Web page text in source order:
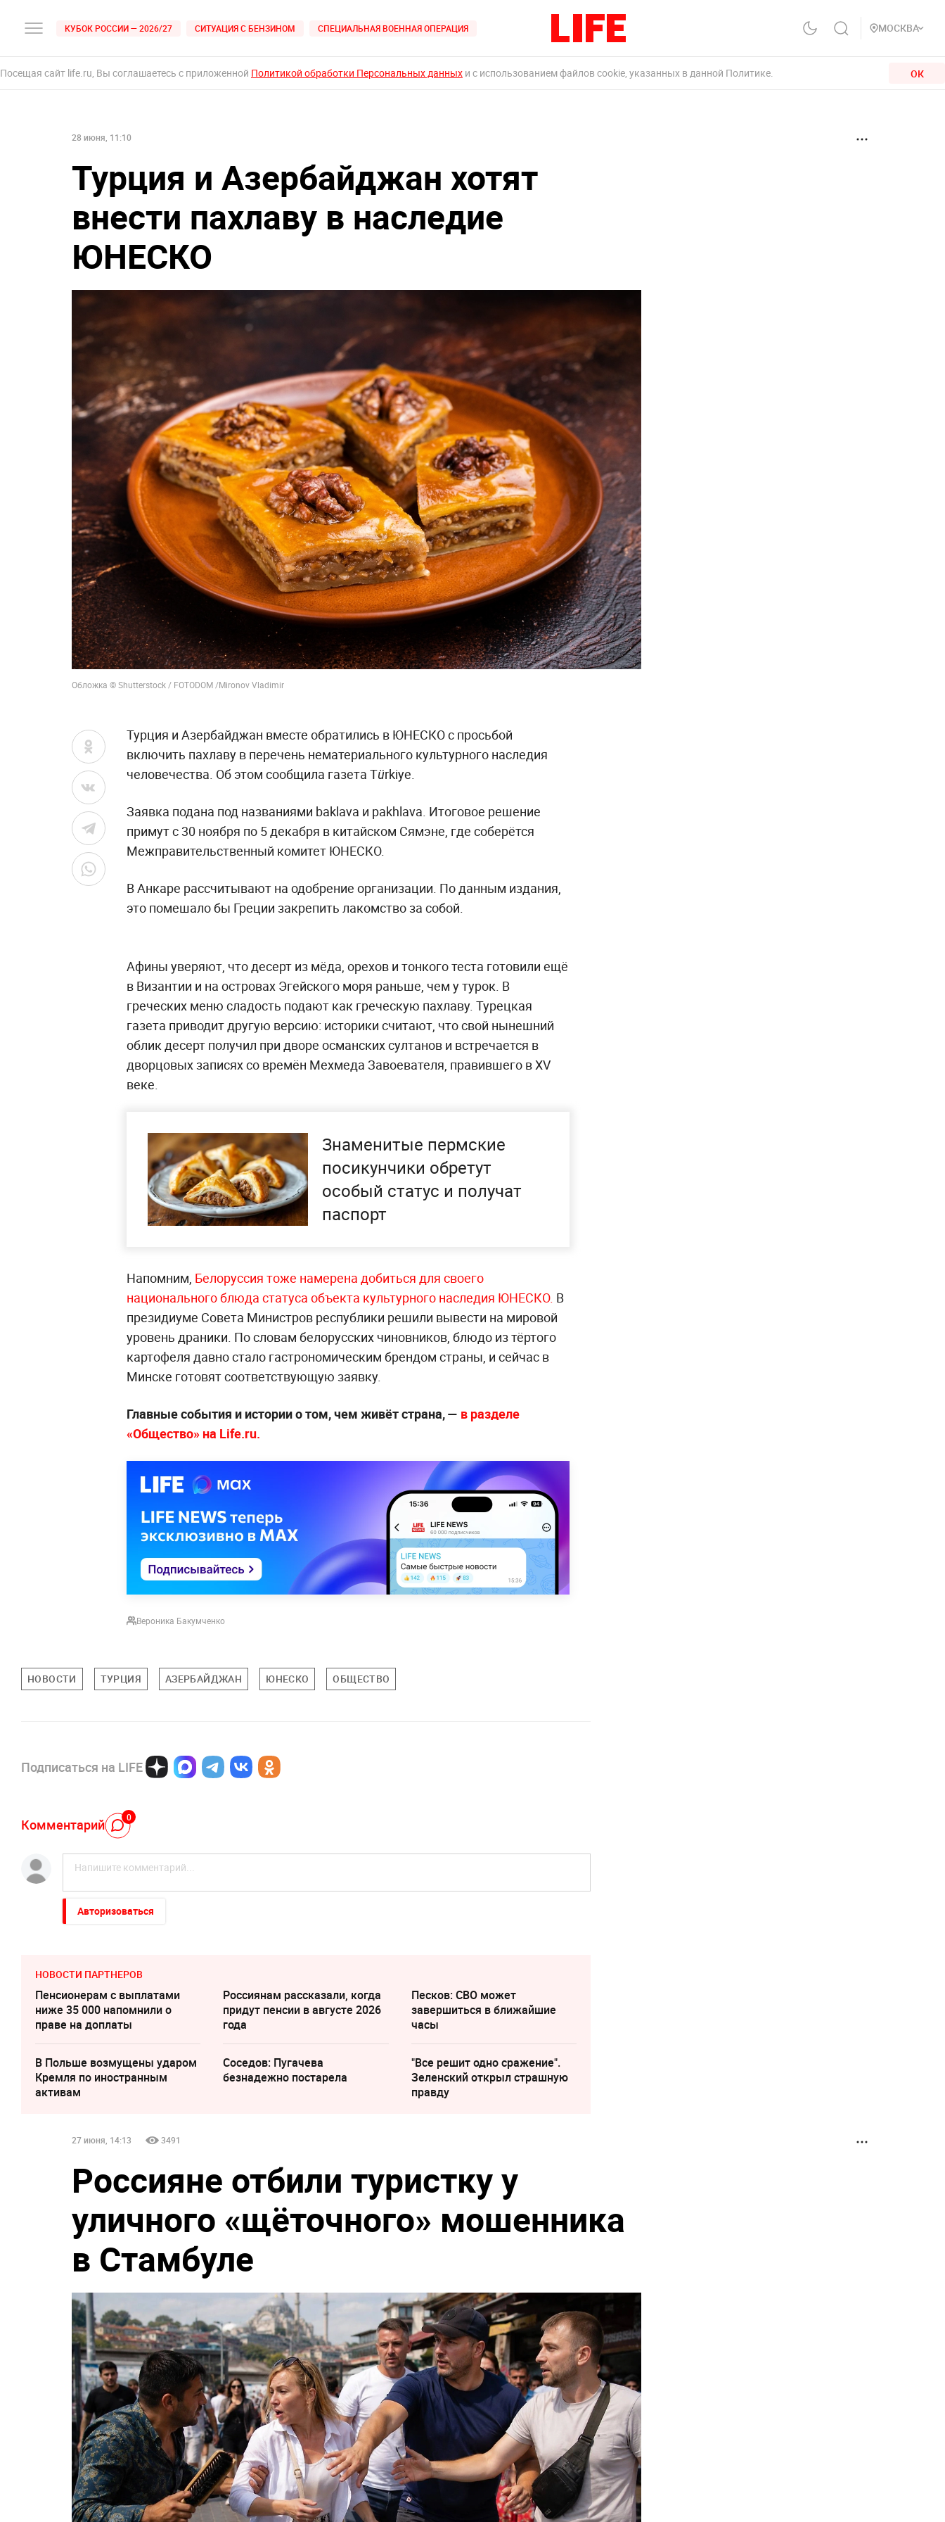
КУБОК РОССИИ — 2026/27 СИТУАЦИЯ С БЕНЗИНОМ СПЕЦИАЛЬНАЯ ВОЕННАЯ ОПЕРАЦИЯ МОСКВА
Посещая сайт life.ru, Вы соглашаетесь с приложенной Политикой обработки Персональных данных и с использованием файлов cookie, указанных в данной Политике. ОК
28 июня, 11:10
Турция и Азербайджан хотят
внести пахлаву в наследие
ЮНЕСКО
Обложка © Shutterstock / FOTODOM /Mironov Vladimir
Турция и Азербайджан вместе обратились в ЮНЕСКО с просьбой
включить пахлаву в перечень нематериального культурного наследия
человечества. Об этом сообщила газета Türkiye.
Заявка подана под названиями baklava и pakhlava. Итоговое решение
примут с 30 ноября по 5 декабря в китайском Сямэне, где соберётся
Межправительственный комитет ЮНЕСКО.
В Анкаре рассчитывают на одобрение организации. По данным издания,
это помешало бы Греции закрепить лакомство за собой.
Афины уверяют, что десерт из мёда, орехов и тонкого теста готовили ещё
в Византии и на островах Эгейского моря раньше, чем у турок. В
греческих меню сладость подают как греческую пахлаву. Турецкая
газета приводит другую версию: историки считают, что свой нынешний
облик десерт получил при дворе османских султанов и встречается в
дворцовых записях со времён Мехмеда Завоевателя, правившего в XV
веке.
Знаменитые пермские
посикунчики обретут
особый статус и получат
паспорт
Напомним, Белоруссия тоже намерена добиться для своего
национального блюда статуса объекта культурного наследия ЮНЕСКО. В
президиуме Совета Министров республики решили вывести на мировой
уровень драники. По словам белорусских чиновников, блюдо из тёртого
картофеля давно стало гастрономическим брендом страны, и сейчас в
Минске готовят соответствующую заявку.
Главные события и истории о том, чем живёт страна, — в разделе
«Общество» на Life.ru.
Вероника Бакумченко
НОВОСТИ ТУРЦИЯ АЗЕРБАЙДЖАН ЮНЕСКО ОБЩЕСТВО
Подписаться на LIFE
Комментарий 0
Авторизоваться
НОВОСТИ ПАРТНЕРОВ
Пенсионерам с выплатами
ниже 35 000 напомнили о
праве на доплаты
Россиянам рассказали, когда
придут пенсии в августе 2026
года
Песков: СВО может
завершиться в ближайшие
часы
В Польше возмущены ударом
Кремля по иностранным
активам
Соседов: Пугачева
безнадежно постарела
"Все решит одно сражение".
Зеленский открыл страшную
правду
27 июня, 14:13 3491
Россияне отбили туристку у
уличного «щёточного» мошенника
в Стамбуле